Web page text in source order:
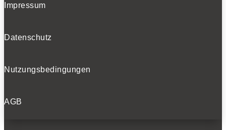
Impressum
Datenschutz
Nutzungsbedingungen
AGB